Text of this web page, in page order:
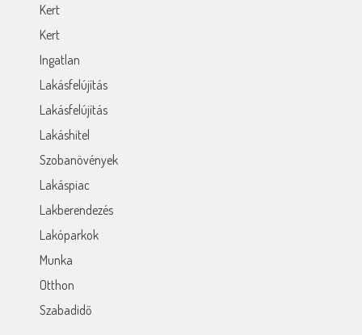
Kert
Kert
Ingatlan
Lakásfelújítás
Lakásfelújítás
Lakáshitel
Szobanövények
Lakáspiac
Lakberendezés
Lakóparkok
Munka
Otthon
Szabadidő